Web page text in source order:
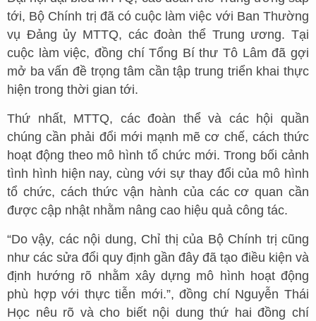
tới, Bộ Chính trị đã có cuộc làm việc với Ban Thường
vụ Đảng ủy MTTQ, các đoàn thể Trung ương. Tại
cuộc làm việc, đồng chí Tổng Bí thư Tô Lâm đã gợi
mở ba vấn đề trọng tâm cần tập trung triển khai thực
hiện trong thời gian tới.
Thứ nhất, MTTQ, các đoàn thể và các hội quần
chúng cần phải đổi mới mạnh mẽ cơ chế, cách thức
hoạt động theo mô hình tổ chức mới. Trong bối cảnh
tình hình hiện nay, cùng với sự thay đổi của mô hình
tổ chức, cách thức vận hành của các cơ quan cần
được cập nhật nhằm nâng cao hiệu quả công tác.
“Do vậy, các nội dung, Chỉ thị của Bộ Chính trị cũng
như các sửa đổi quy định gần đây đã tạo điều kiện và
định hướng rõ nhằm xây dựng mô hình hoạt động
phù hợp với thực tiễn mới.”, đồng chí Nguyễn Thái
Học nêu rõ và cho biết nội dung thứ hai đồng chí